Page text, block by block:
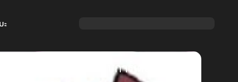
แพนตี้ & สต็อกกิ้ง กับการ์เตอร์เบลท์